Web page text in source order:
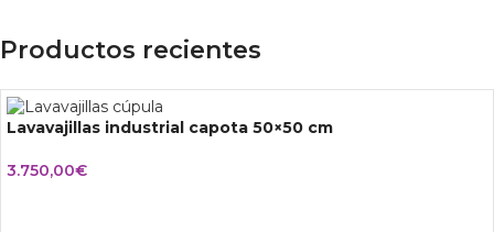
Productos recientes
Lavavajillas industrial capota 50×50 cm
3.750,00€